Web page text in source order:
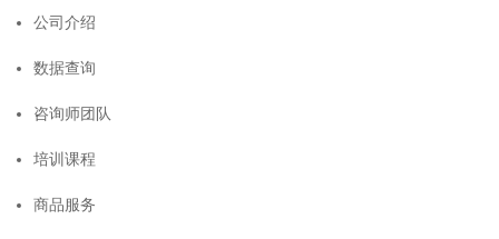
公司介绍
数据查询
咨询师团队
培训课程
商品服务